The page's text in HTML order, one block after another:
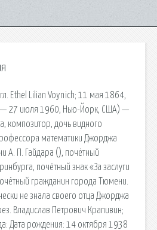
Ethel Lilian Voynich; 11 мая 1864,
— 27 июля 1960, Нью-Йорк, США) —
композитор, дочь видного
математики Джорджа
А. П. Гайдара (), почётный
почётный знак «За заслуги
гражданин города Тюмени.
не знала своего отца Джорджа
Владислав Петрович Крапивин;
Дата рождения: 14 октября 1938